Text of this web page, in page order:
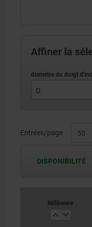
Affiner la
D
5
12
Entrées/page
DISPONIBILITÉ
Référence
Référence